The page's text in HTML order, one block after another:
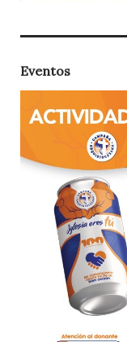
Eventos